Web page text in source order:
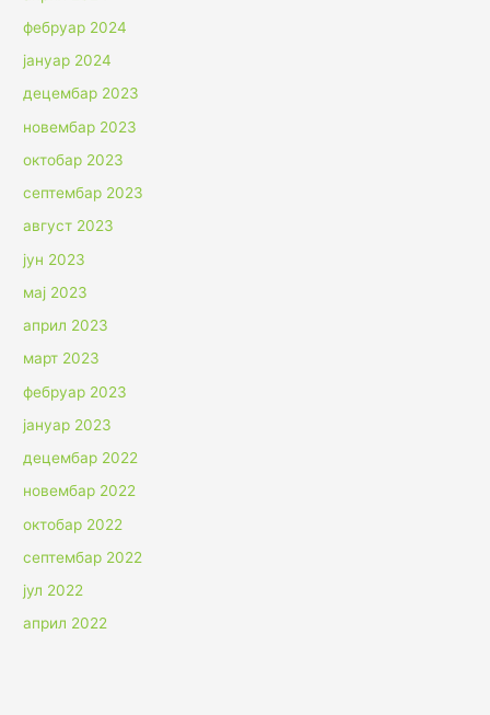
фебруар 2024
јануар 2024
децембар 2023
новембар 2023
октобар 2023
септембар 2023
август 2023
јун 2023
мај 2023
април 2023
март 2023
фебруар 2023
јануар 2023
децембар 2022
новембар 2022
октобар 2022
септембар 2022
јул 2022
април 2022